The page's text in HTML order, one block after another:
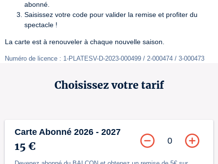
abonné.
Saisissez votre code pour valider la remise et profiter du
spectacle !
La carte est à renouveler à chaque nouvelle saison.
Numéro de licence : 1-PLATESV-D-2023-000499 / 2-000474 / 3-000473
Choisissez votre tarif
Carte Abonné 2026 - 2027
15 € 0